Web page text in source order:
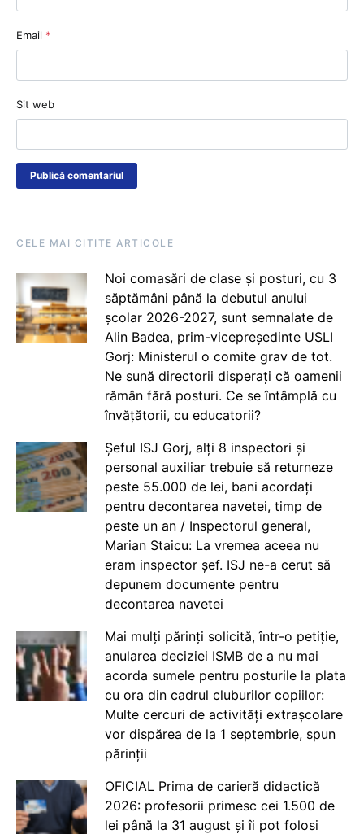
Email *
Sit web
CELE MAI CITITE ARTICOLE
Noi comasări de clase și posturi, cu 3
săptămâni până la debutul anului
școlar 2026-2027, sunt semnalate de
Alin Badea, prim-vicepreședinte USLI
Gorj: Ministerul o comite grav de tot.
Ne sună directorii disperați că oamenii
rămân fără posturi. Ce se întâmplă cu
învățătorii, cu educatorii?
Șeful ISJ Gorj, alți 8 inspectori și
personal auxiliar trebuie să returneze
peste 55.000 de lei, bani acordați
pentru decontarea navetei, timp de
peste un an / Inspectorul general,
Marian Staicu: La vremea aceea nu
eram inspector șef. ISJ ne-a cerut să
depunem documente pentru
decontarea navetei
Mai mulți părinți solicită, într-o petiție,
anularea deciziei ISMB de a nu mai
acorda sumele pentru posturile la plata
cu ora din cadrul cluburilor copiilor:
Multe cercuri de activități extrașcolare
vor dispărea de la 1 septembrie, spun
părinții
OFICIAL Prima de carieră didactică
2026: profesorii primesc cei 1.500 de
lei până la 31 august și îi pot folosi